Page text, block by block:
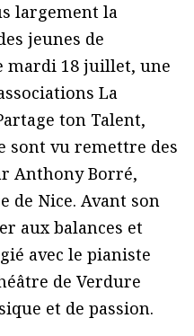
largement la
jeunes de
mardi 18 juillet, une
La
ton Talent,
sont vu remettre des
Anthony Borré,
de Nice. Avant son
aux balances et
avec le pianiste
de Verdure
et de passion.